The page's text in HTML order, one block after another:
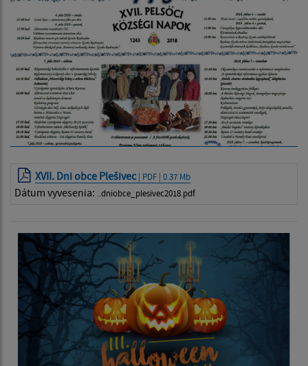
XVII. Dni obce Plešivec| PDF | 0.37 Mb
Dátum vyvesenia: ..dniobce_plesivec2018.pdf